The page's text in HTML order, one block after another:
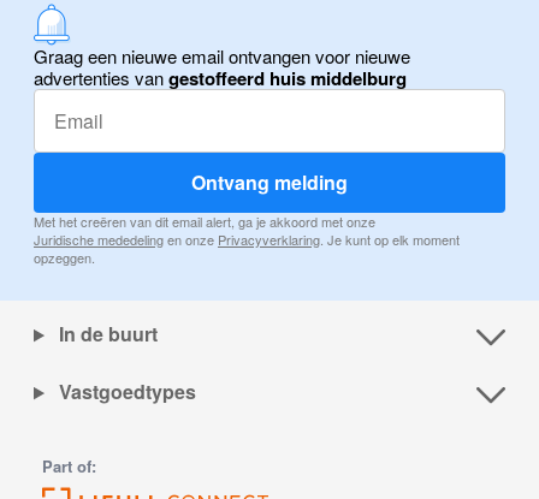
Graag een nieuwe email ontvangen voor nieuwe
advertenties vangestoffeerd huis middelburg
Ontvang melding
Met het creëren van dit email alert, ga je akkoord met onze
Juridische mededelingen onze Privacyverklaring. Je kunt op elk moment
opzeggen.
In de buurt
Vastgoedtypes
Part of: